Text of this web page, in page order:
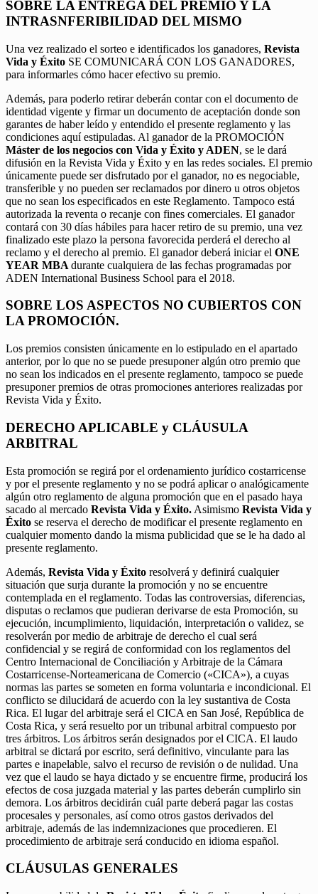
SOBRE LA ENTREGA DEL PREMIO Y LA
INTRASNFERIBILIDAD DEL MISMO
Una vez realizado el sorteo e identificados los ganadores, Revista
Vida y Éxito SE COMUNICARÁ CON LOS GANADORES,
para informarles cómo hacer efectivo su premio.
Además, para poderlo retirar deberán contar con el documento de
identidad vigente y firmar un documento de aceptación donde son
garantes de haber leído y entendido el presente reglamento y las
condiciones aquí estipuladas. Al ganador de la PROMOCIÓN
Máster de los negocios con Vida y Éxito y ADEN, se le dará
difusión en la Revista Vida y Éxito y en las redes sociales. El premio
únicamente puede ser disfrutado por el ganador, no es negociable,
transferible y no pueden ser reclamados por dinero u otros objetos
que no sean los especificados en este Reglamento. Tampoco está
autorizada la reventa o recanje con fines comerciales. El ganador
contará con 30 días hábiles para hacer retiro de su premio, una vez
finalizado este plazo la persona favorecida perderá el derecho al
reclamo y el derecho al premio. El ganador deberá iniciar el ONE
YEAR MBA durante cualquiera de las fechas programadas por
ADEN International Business School para el 2018.
SOBRE LOS ASPECTOS NO CUBIERTOS CON
LA PROMOCIÓN.
Los premios consisten únicamente en lo estipulado en el apartado
anterior, por lo que no se puede presuponer algún otro premio que
no sean los indicados en el presente reglamento, tampoco se puede
presuponer premios de otras promociones anteriores realizadas por
Revista Vida y Éxito.
DERECHO APLICABLE y CLÁUSULA
ARBITRAL
Esta promoción se regirá por el ordenamiento jurídico costarricense
y por el presente reglamento y no se podrá aplicar o analógicamente
algún otro reglamento de alguna promoción que en el pasado haya
sacado al mercado Revista Vida y Éxito. Asimismo Revista Vida y
Éxito se reserva el derecho de modificar el presente reglamento en
cualquier momento dando la misma publicidad que se le ha dado al
presente reglamento.
Además, Revista Vida y Éxito resolverá y definirá cualquier
situación que surja durante la promoción y no se encuentre
contemplada en el reglamento. Todas las controversias, diferencias,
disputas o reclamos que pudieran derivarse de esta Promoción, su
ejecución, incumplimiento, liquidación, interpretación o validez, se
resolverán por medio de arbitraje de derecho el cual será
confidencial y se regirá de conformidad con los reglamentos del
Centro Internacional de Conciliación y Arbitraje de la Cámara
Costarricense-Norteamericana de Comercio («CICA»), a cuyas
normas las partes se someten en forma voluntaria e incondicional. El
conflicto se dilucidará de acuerdo con la ley sustantiva de Costa
Rica. El lugar del arbitraje será el CICA en San José, República de
Costa Rica, y será resuelto por un tribunal arbitral compuesto por
tres árbitros. Los árbitros serán designados por el CICA. El laudo
arbitral se dictará por escrito, será definitivo, vinculante para las
partes e inapelable, salvo el recurso de revisión o de nulidad. Una
vez que el laudo se haya dictado y se encuentre firme, producirá los
efectos de cosa juzgada material y las partes deberán cumplirlo sin
demora. Los árbitros decidirán cuál parte deberá pagar las costas
procesales y personales, así como otros gastos derivados del
arbitraje, además de las indemnizaciones que procedieren. El
procedimiento de arbitraje será conducido en idioma español.
CLÁUSULAS GENERALES